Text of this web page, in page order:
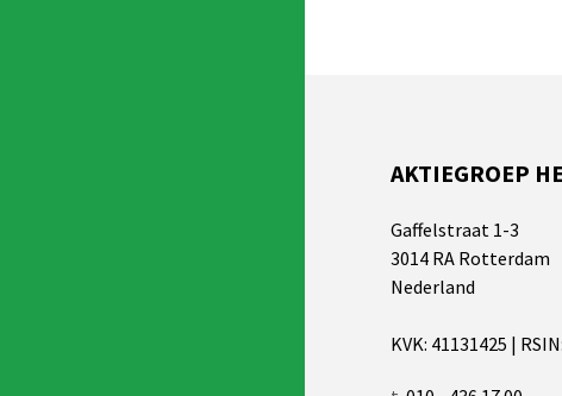
AKTIEGROEP
Gaffelstraat 1-3
3014 RA Rotterdam
Nederland
KVK: 41131425 |